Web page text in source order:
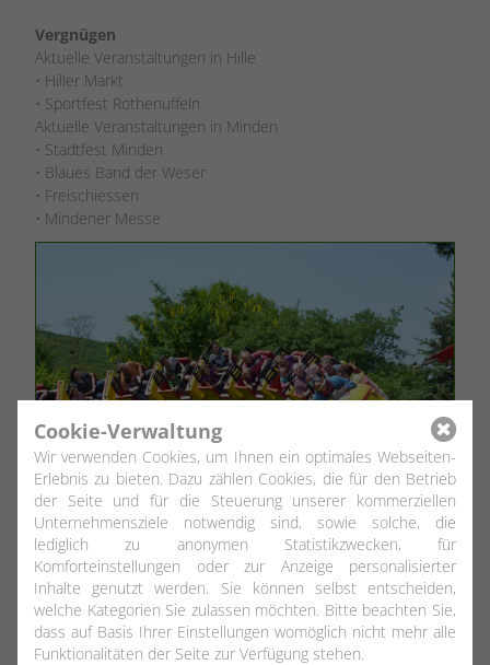
Vergnügen
Aktuelle Veranstaltungen in Hille
• Hiller Markt
• Sportfest Rothenuffeln
Aktuelle Veranstaltungen in Minden
• Stadtfest Minden
• Blaues Band der Weser
• Freischiessen
• Mindener Messe
Cookie-Verwaltung
Wir verwenden Cookies, um Ihnen ein optimales Webseiten-
Erlebnis zu bieten. Dazu zählen Cookies, die für den Betrieb
der Seite und für die Steuerung unserer kommerziellen
Unternehmensziele notwendig sind, sowie solche, die
lediglich zu anonymen Statistikzwecken, für
Komforteinstellungen oder zur Anzeige personalisierter
Inhalte genutzt werden. Sie können selbst entscheiden,
welche Kategorien Sie zulassen möchten. Bitte beachten Sie,
dass auf Basis Ihrer Einstellungen womöglich nicht mehr alle
Funktionalitäten der Seite zur Verfügung stehen.